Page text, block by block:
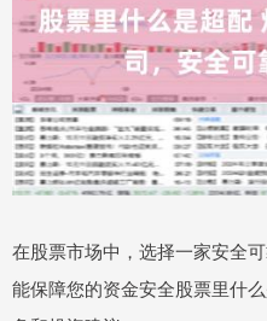
在股票市场中，选择一家安全
能保障您的资金安全股票里什